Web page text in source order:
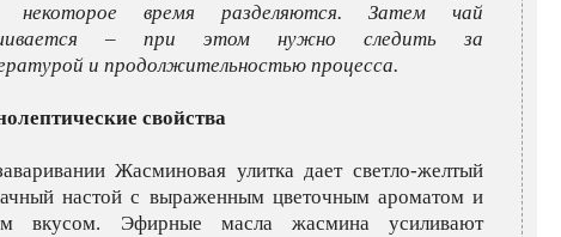
некоторое время разделяются. Затем чай
– при этом нужно следить за
и продолжительностью процесса.
свойства
Жасминовая улитка дает светло-желтый
настой с выраженным цветочным ароматом и
вкусом. Эфирные масла жасмина усиливают